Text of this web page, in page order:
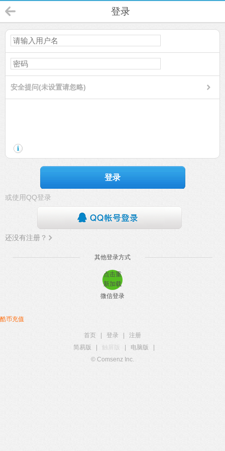
登录
安全提问(未设置请忽略)
登录
或使用QQ登录
还没有注册？
其他登录方式
点击重
新加载
微信登录
酷币充值
首页 登录
注册
简易版
触屏版 电脑版
© Comsenz Inc.